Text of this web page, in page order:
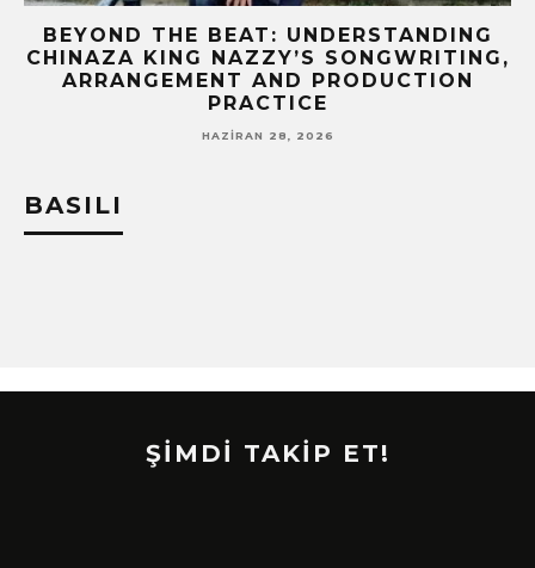
BEYOND THE BEAT: UNDERSTANDING
CHINAZA KING NAZZY’S SONGWRITING,
ARRANGEMENT AND PRODUCTION
PRACTICE
HAZIRAN 28, 2026
BASILI
ŞİMDİ TAKİP ET!